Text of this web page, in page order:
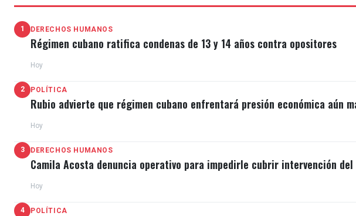
1 DERECHOS HUMANOS
Régimen cubano ratifica condenas de 13 y 14 años contra opositores
Hoy
2 POLÍTICA
Rubio advierte que régimen cubano enfrentará presión económica aún
Hoy
3 DERECHOS HUMANOS
Camila Acosta denuncia operativo para impedirle cubrir intervención
Hoy
4 POLÍTICA